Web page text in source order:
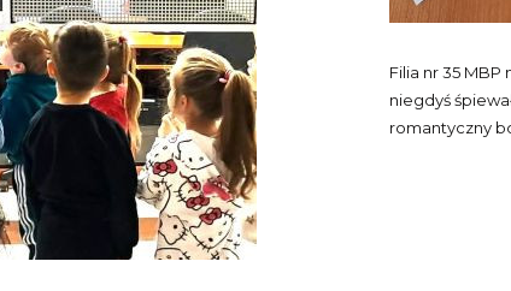
Filia nr 35
niegdyś
romantyczny